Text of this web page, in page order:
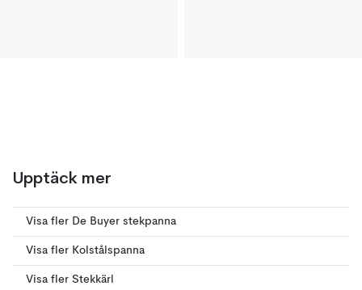
Upptäck mer
Visa fler De Buyer stekpanna
Visa fler Kolstålspanna
Visa fler Stekkärl